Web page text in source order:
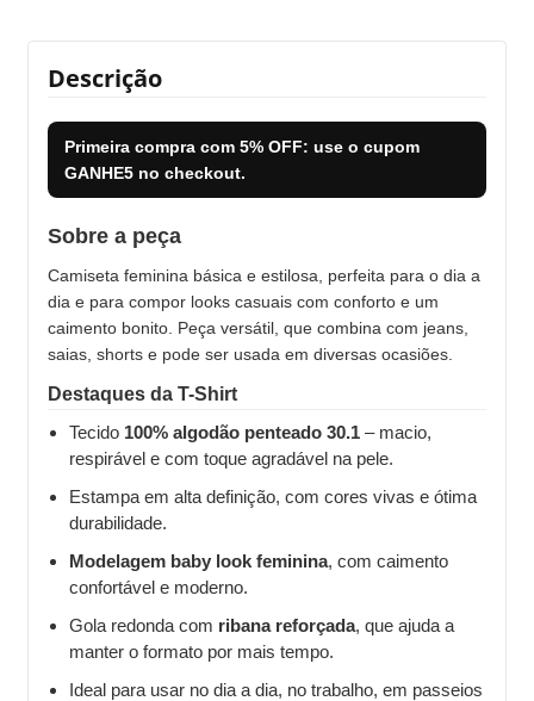
Descrição
Primeira compra com 5% OFF: use o cupom
GANHE5 no checkout.
Sobre a peça
Camiseta feminina básica e estilosa, perfeita para o dia a
dia e para compor looks casuais com conforto e um
caimento bonito. Peça versátil, que combina com jeans,
saias, shorts e pode ser usada em diversas ocasiões.
Destaques da T-Shirt
Tecido 100% algodão penteado 30.1 – macio,
respirável e com toque agradável na pele.
Estampa em alta definição, com cores vivas e ótima
durabilidade.
Modelagem baby look feminina, com caimento
confortável e moderno.
Gola redonda com ribana reforçada, que ajuda a
manter o formato por mais tempo.
Ideal para usar no dia a dia, no trabalho, em passeios